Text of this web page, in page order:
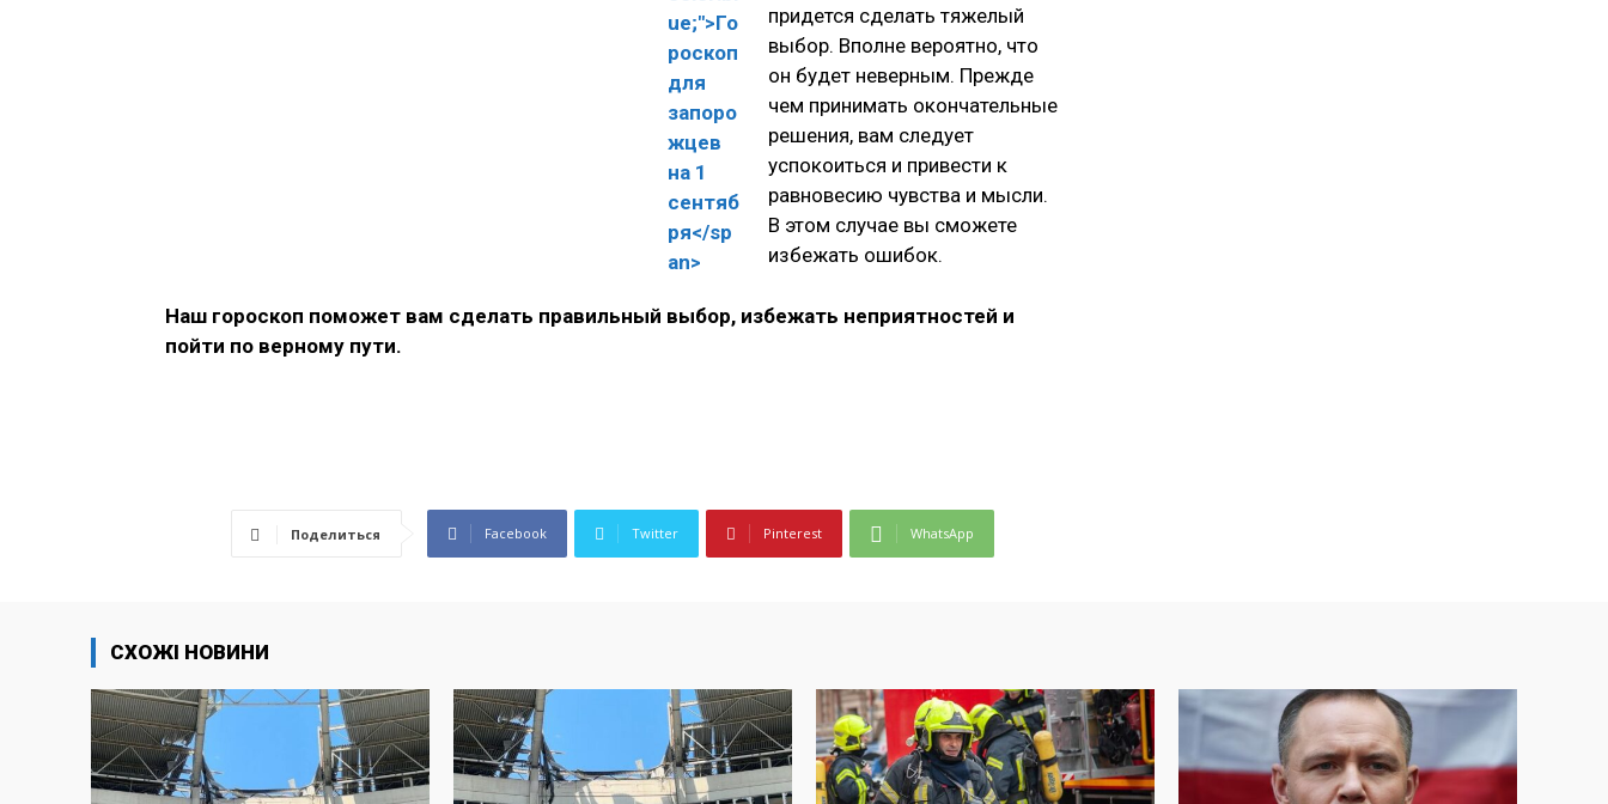
придется сделать тяжелый
выбор. Вполне вероятно, что
он будет неверным. Прежде
чем принимать окончательные
решения, вам следует
успокоиться и привести к
равновесию чувства и мысли.
В этом случае вы сможете
избежать ошибок.
Наш гороскоп поможет вам сделать правильный выбор, избежать неприятностей и
пойти по верному пути.
Поделиться Facebook Twitter Pinterest WhatsApp
СХОЖІ НОВИНИ